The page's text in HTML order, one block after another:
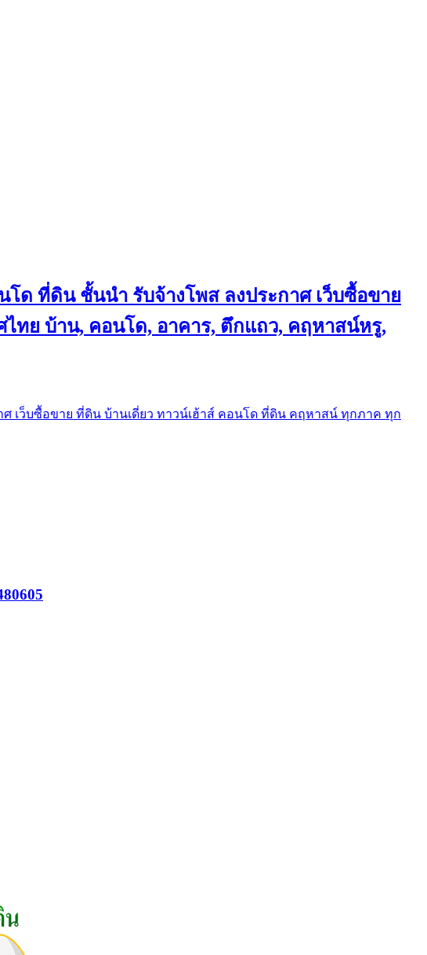
โด ที่ดิน ชั้นนำ รับจ้างโพส ลงประกาศ เว็บซื้อขาย
ทย บ้าน, คอนโด, อาคาร, ตึกแถว, คฤหาสน์หรู,
ศ เว็บซื้อขาย ที่ดิน บ้านเดี่ยว ทาวน์เฮ้าส์ คอนโด ที่ดิน คฤหาสน์ ทุกภาค ทุก